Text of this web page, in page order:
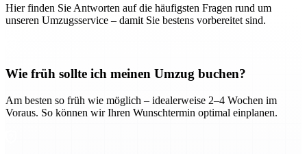
Hier finden Sie Antworten auf die häufigsten Fragen rund um
unseren Umzugsservice – damit Sie bestens vorbereitet sind.
Wie früh sollte ich meinen Umzug buchen?
Am besten so früh wie möglich – idealerweise 2–4 Wochen im
Voraus. So können wir Ihren Wunschtermin optimal einplanen.